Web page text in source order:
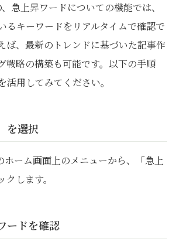
急上昇ワードについての機能では、
るキーワードをリアルタイムで確認で
ば、最新のトレンドに基づいた記事作
戦略の構築も可能です。以下の手順
用してみてください。
を選択
ーム画面上のメニューから、「急上
します。
ードを確認